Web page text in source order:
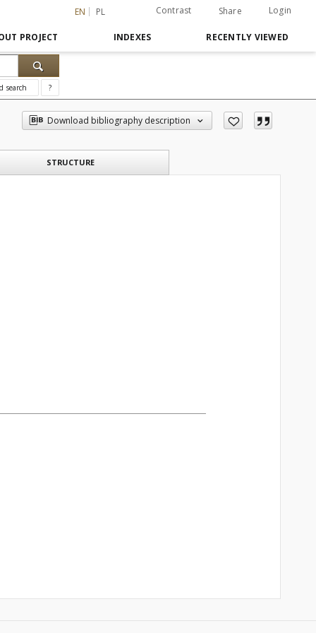
EN PL Contrast Share Login
PROJECT INDEXES RECENTLY VIEWED
search ?
Download bibliography description
STRUCTURE